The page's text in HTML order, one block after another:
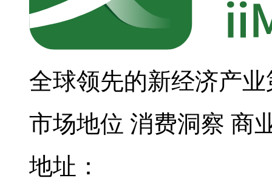
全球领先的新经济产
市场地位 消费洞察 商
地址：